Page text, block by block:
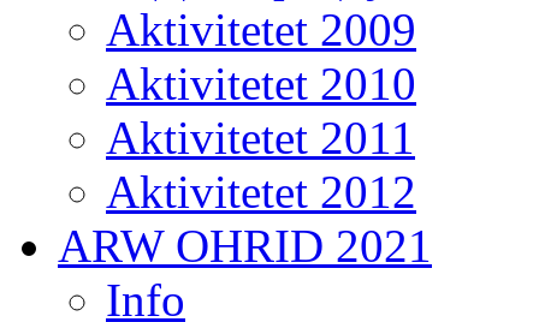
Aktivitetet 2009
Aktivitetet 2010
Aktivitetet 2011
Aktivitetet 2012
ARW OHRID 2021
Info